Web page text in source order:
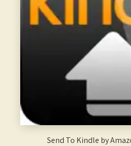
Send To Kindle by